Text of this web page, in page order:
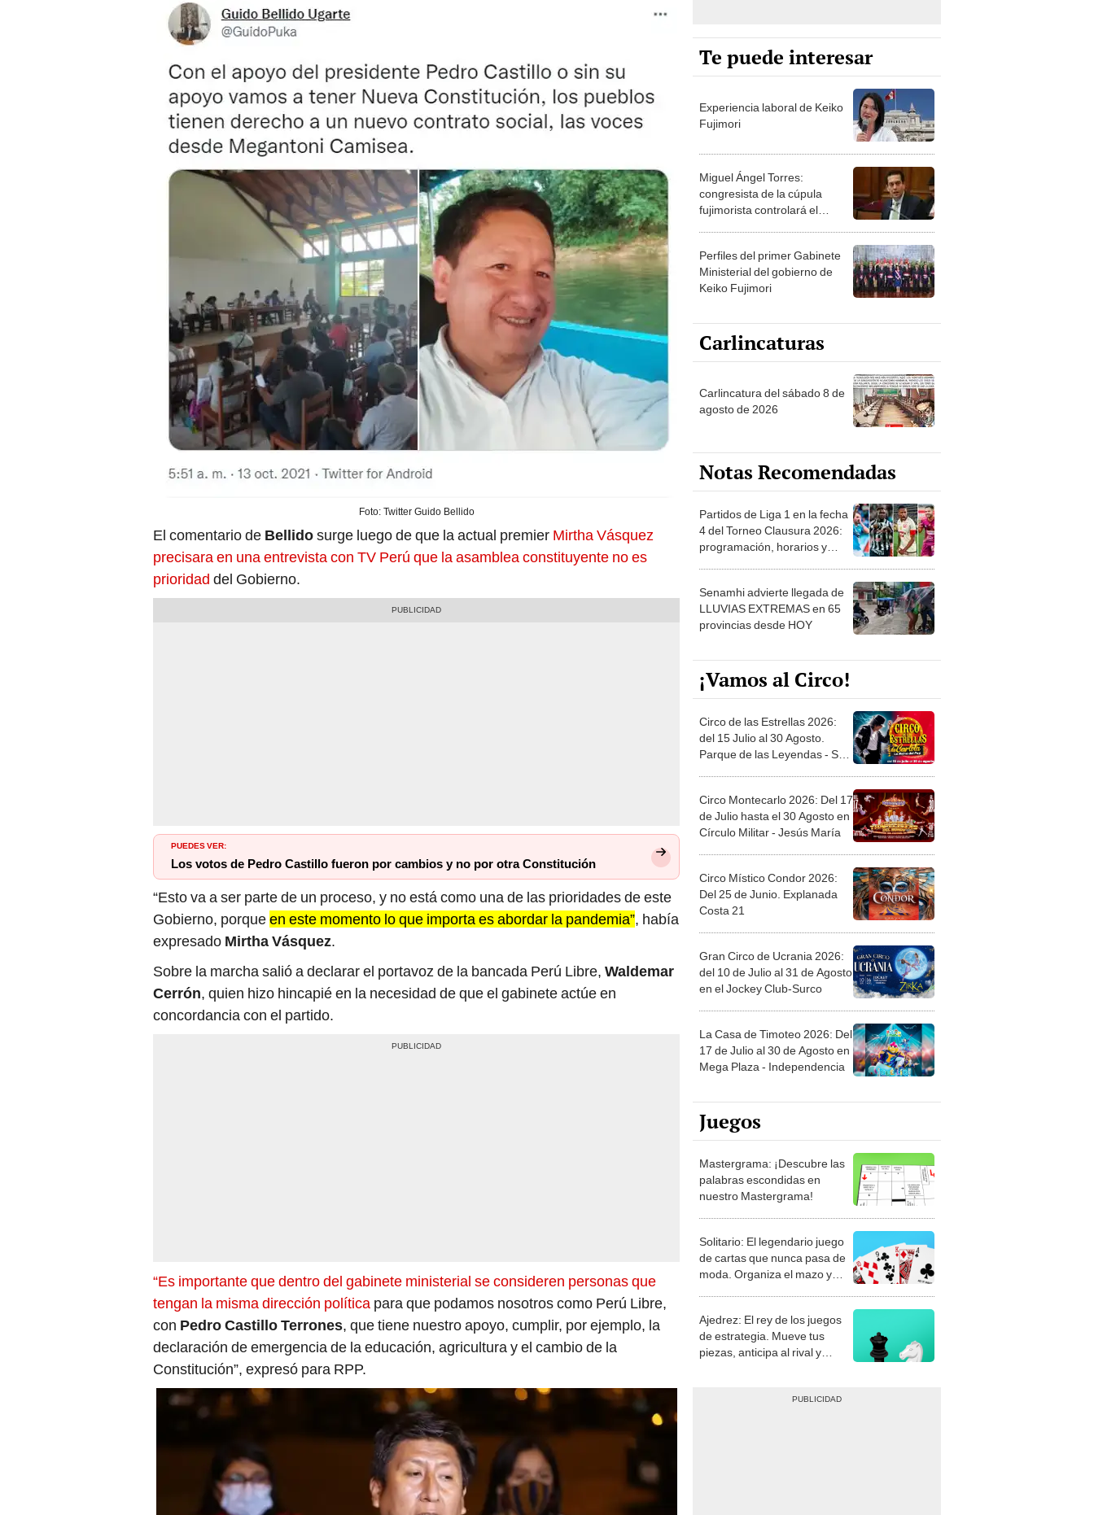
Foto: Twitter Guido Bellido
El comentario de Bellidosurge luego de que la actual premier Mirtha Vásquez
precisara en una entrevista con TV Perú que la asamblea constituyente no es
prioridad del Gobierno.
PUEDES VER:
Los votos de Pedro Castillo fueron por cambios y no por otra Constitución
“Esto va a ser parte de un proceso, y no está como una de las prioridades de este
Gobierno, porqueen este momento lo que importa es abordar la pandemia”, había
expresado Mirtha Vásquez.
Sobre la marcha salió a declarar el portavoz de la bancada Perú Libre, Waldemar
Cerrón, quien hizo hincapié en la necesidad de que el gabinete actúe en
concordancia con el partido.
“Es importante que dentro del gabinete ministerial se consideren personas que
tengan la misma dirección política para que podamos nosotros como Perú Libre,
con Pedro Castillo Terrones, que tiene nuestro apoyo, cumplir, por ejemplo, la
declaración de emergencia de la educación, agricultura y el cambio de la
Constitución”, expresó para RPP.
Te puede interesar
Experiencia laboral de Keiko
Fujimori
Miguel Ángel Torres:
congresista de la cúpula
fujimorista controlará el
Perfiles del primer Gabinete
Ministerial del gobierno de
Keiko Fujimori
Carlincaturas
Carlincatura del sábado 8 de
agosto de 2026
Notas Recomendadas
Partidos de Liga 1 en la fecha
4 del Torneo Clausura 2026:
programación, horarios y
Senamhi advierte llegada de
LLUVIAS EXTREMAS en 65
provincias desde HOY
¡Vamos al Circo!
Circo de las Estrellas 2026:
del 15 Julio al 30 Agosto.
Parque de las Leyendas - San
Circo Montecarlo 2026: Del 17
de Julio hasta el 30 Agosto en
Círculo Militar - Jesús María
Circo Místico Condor 2026:
Del 25 de Junio. Explanada
Costa 21
Gran Circo de Ucrania 2026:
del 10 de Julio al 31 de Agosto
en el Jockey Club-Surco
La Casa de Timoteo 2026: Del
17 de Julio al 30 de Agosto en
Mega Plaza - Independencia
Juegos
Mastergrama: ¡Descubre las
palabras escondidas en
nuestro Mastergrama!
Solitario: El legendario juego
de cartas que nunca pasa de
moda. Organiza el mazo y
Ajedrez: El rey de los juegos
de estrategia. Mueve tus
piezas, anticipa al rival y